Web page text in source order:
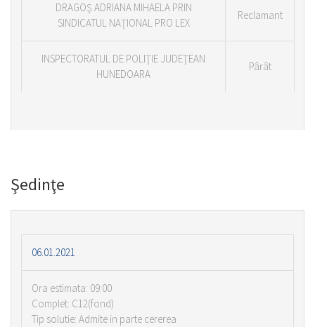
DRAGOŞ ADRIANA MIHAELA PRIN
SINDICATUL NAŢIONAL PRO LEX
Reclamant
INSPECTORATUL DE POLIŢIE JUDEŢEAN
HUNEDOARA
Pârât
Şedinţe
06.01.2021
Ora estimata: 09:00
Complet: C12(fond)
Tip solutie: Admite in parte cererea